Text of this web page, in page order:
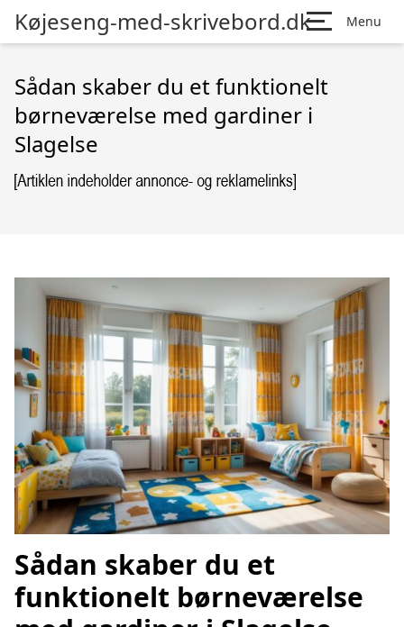
Køjeseng-med-skrivebord.dk Menu
Sådan skaber du et funktionelt
børneværelse med gardiner i
Slagelse
Sådan skaber du et
funktionelt børneværelse